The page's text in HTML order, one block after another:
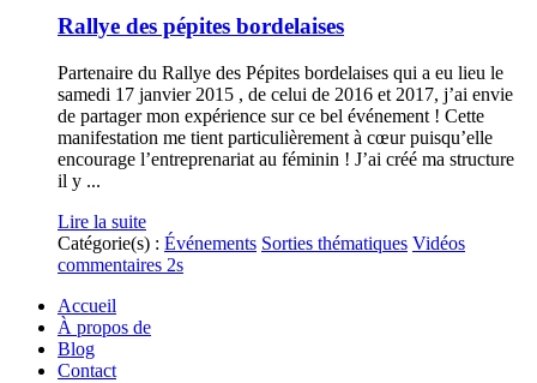
Rallye des pépites bordelaises
Partenaire du Rallye des Pépites bordelaises qui a eu lieu le
samedi 17 janvier 2015 , de celui de 2016 et 2017, j’ai envie
de partager mon expérience sur ce bel événement ! Cette
manifestation me tient particulièrement à cœur puisqu’elle
encourage l’entreprenariat au féminin ! J’ai créé ma structure
il y ...
Lire la suite
Catégorie(s) : Événements Sorties thématiques Vidéos
commentaires 2s
Accueil
À propos de
Blog
Contact